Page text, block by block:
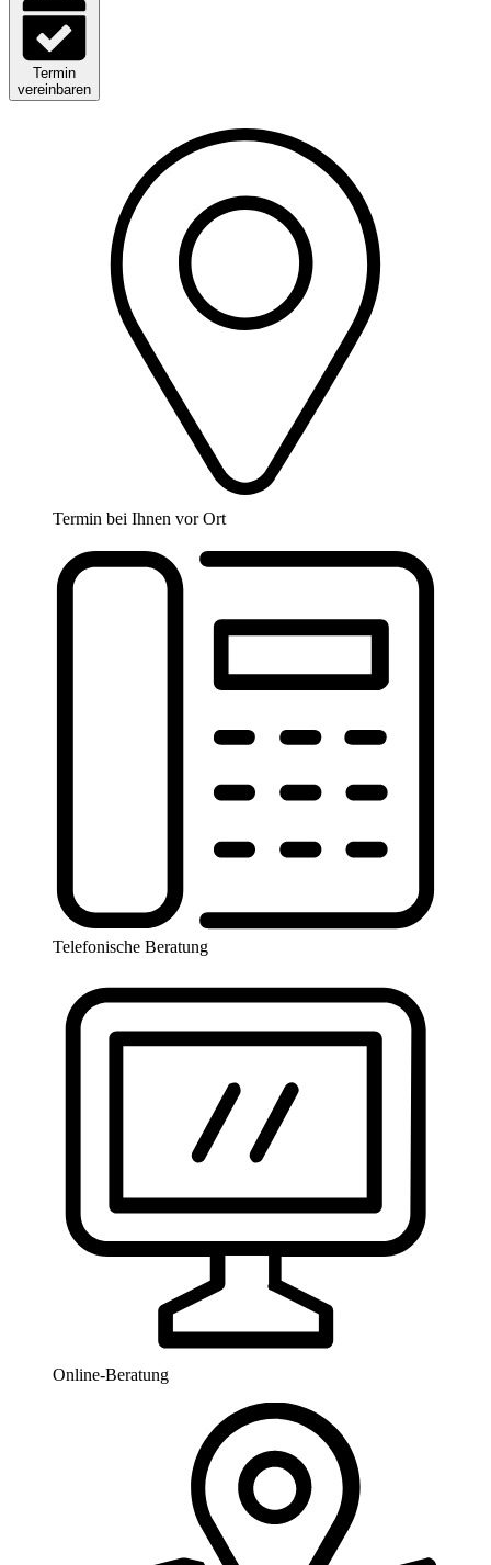
Termin
vereinbaren
Termin bei Ihnen vor Ort
Telefonische Beratung
Online-Beratung